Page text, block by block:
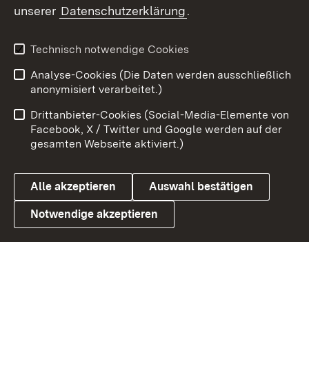
Youtube
Link zum Landesportal
Impressum
Kontakt
Barrierefreiheit
Datenschutz
Cookies
unserer Datenschutzerklärung.
Technisch notwendige Cookies
Analyse-Cookies (Die Daten werden ausschließlich
anonymisiert verarbeitet.)
Drittanbieter-Cookies (Social-Media-Elemente von
Facebook, X / Twitter und Google werden auf der
gesamten Webseite aktiviert.)
Alle akzeptieren Auswahl bestätigen
Notwendige akzeptieren